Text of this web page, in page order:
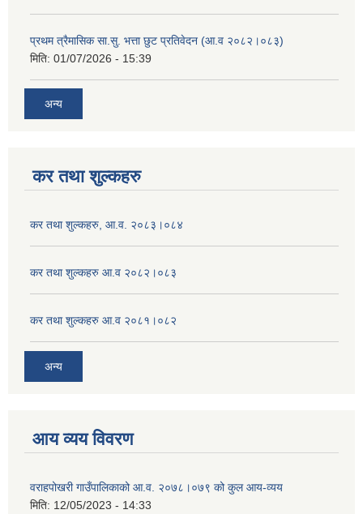
प्रथम त्रैमासिक सा.सु. भत्ता छुट प्रतिवेदन (आ.व २०८२।०८३)
मिति: 01/07/2026 - 15:39
अन्य
कर तथा शुल्कहरु
कर तथा शुल्कहरु, आ.व. २०८३।०८४
कर तथा शुल्कहरु आ.व २०८२।०८३
कर तथा शुल्कहरु आ.व २०८१।०८२
अन्य
आय व्यय विवरण
वराहपोखरी गाउँपालिकाको आ.व. २०७८।०७९ को कुल आय-व्यय
मिति: 12/05/2023 - 14:33